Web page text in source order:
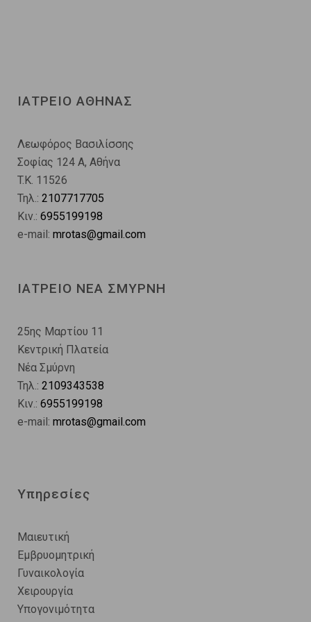
ΙΑΤΡΕΙΟ ΑΘΗΝΑΣ
Λεωφόρος Βασιλίσσης
Σοφίας 124 A, Αθήνα
T.K. 11526
Τηλ.: 2107717705
Κιν.: 6955199198
e-mail: mrotas@gmail.com
ΙΑΤΡΕΙΟ ΝΕΑ ΣΜΥΡΝΗ
25ης Μαρτίου 11
Κεντρική Πλατεία
Νέα Σμύρνη
Τηλ.: 2109343538
Κιν.: 6955199198
e-mail: mrotas@gmail.com
Υπηρεσίες
Μαιευτική
Εμβρυομητρική
Γυναικολογία
Χειρουργία
Υπογονιμότητα